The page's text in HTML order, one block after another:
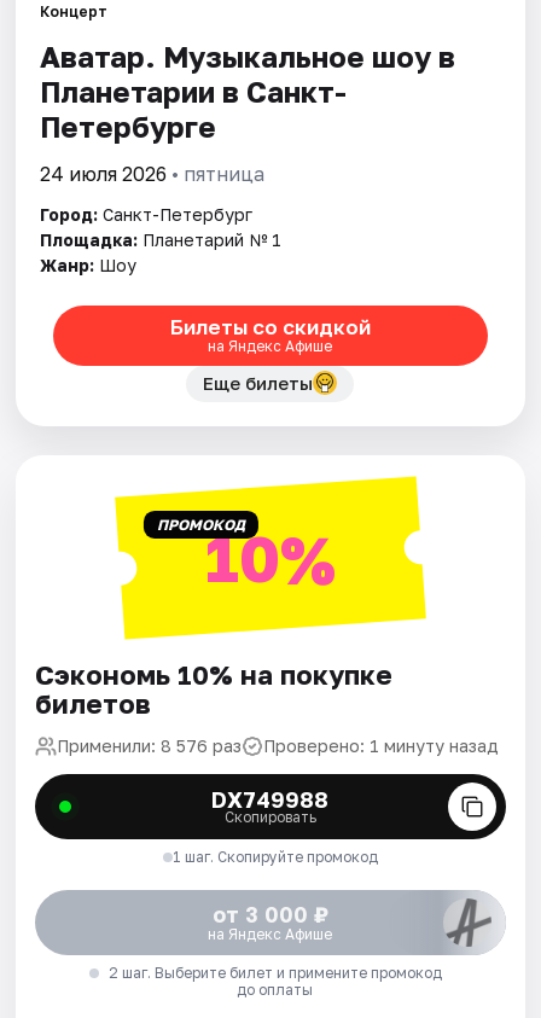
Концерт
Аватар. Музыкальное шоу в
Планетарии в Санкт-
Петербурге
24 июля 2026 • пятница
Город: Санкт-Петербург
Площадка: Планетарий № 1
Жанр: Шоу
Билеты со скидкой
на Яндекс Афише
Еще билеты
ПРОМОКОД10%
Сэкономь 10% на покупке
билетов
Применили: 8 576 раз Проверено: 1 минуту назад
DX749988
Скопировать
1 шаг. Скопируйте промокод
от 3 000 ₽
на Яндекс Афише
2 шаг. Выберите билет и примените промокод
до оплаты